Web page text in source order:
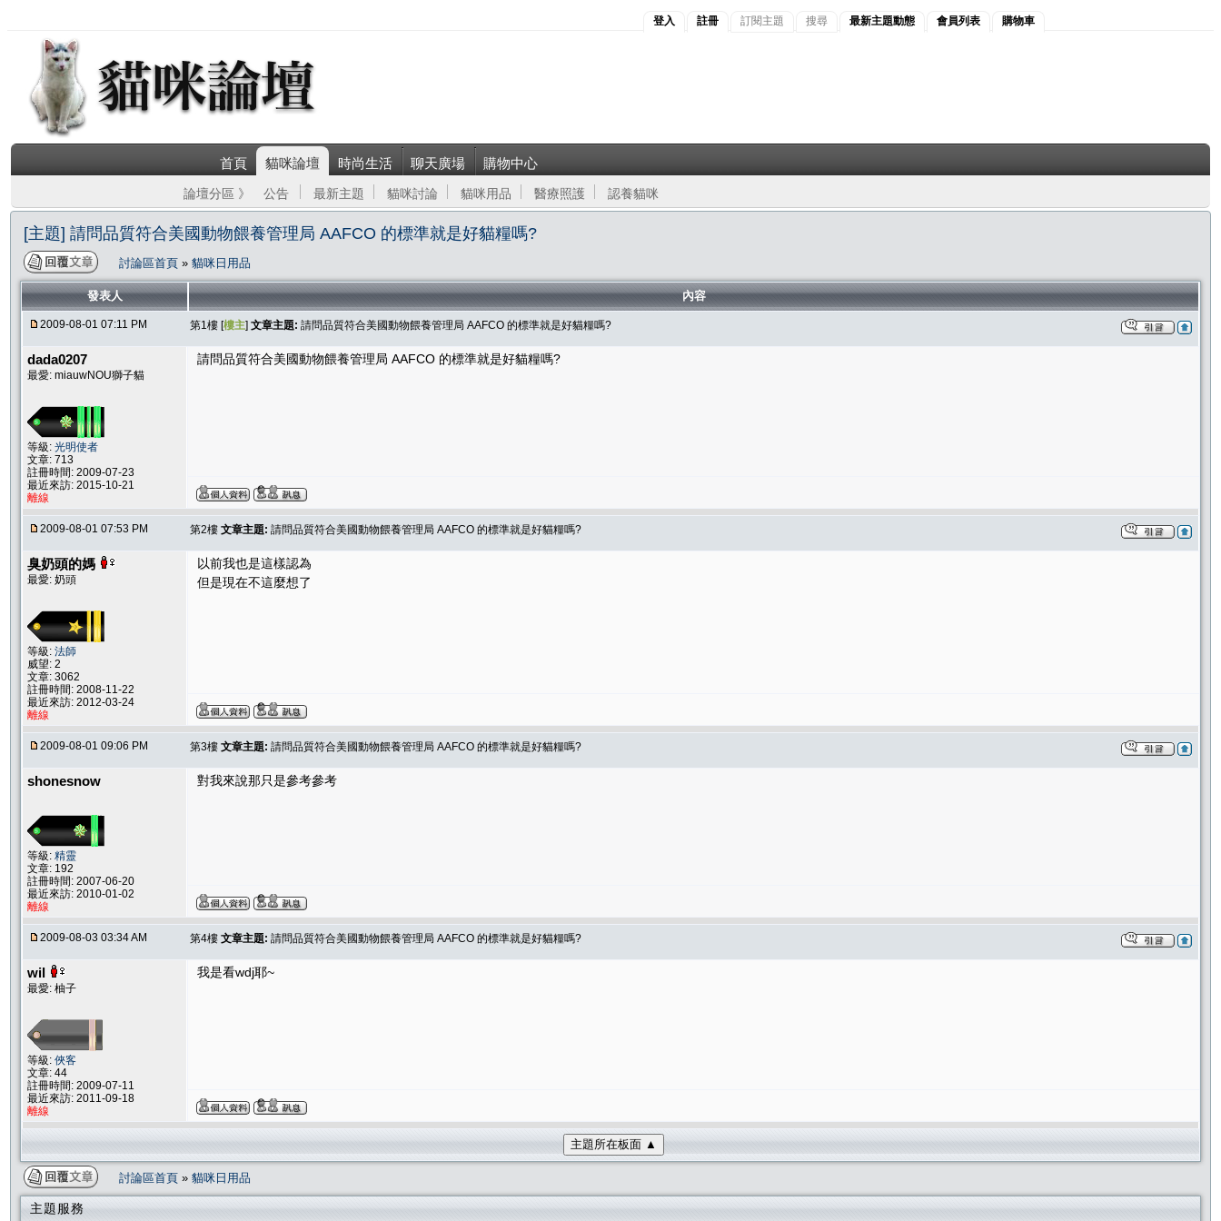
登入 註冊 訂閱主題 搜尋 最新主題動態 會員列表 購物車
首頁 貓咪論壇 時尚生活 聊天廣場 購物中心
論壇分區 》 公告 最新主題 貓咪討論 貓咪用品 醫療照護 認養貓咪
[主題] 請問品質符合美國動物餵養管理局 AAFCO 的標準就是好貓糧嗎?
討論區首頁 » 貓咪日用品
發表人 內容
2009-08-01 07:11 PM 第1樓 [樓主] 文章主題: 請問品質符合美國動物餵養管理局 AAFCO 的標準就是好貓糧嗎?
dada0207
最愛: miauwNOU獅子貓
等級: 光明使者
文章: 713
註冊時間: 2009-07-23
最近來訪: 2015-10-21
離線
請問品質符合美國動物餵養管理局 AAFCO 的標準就是好貓糧嗎?
2009-08-01 07:53 PM 第2樓 文章主題: 請問品質符合美國動物餵養管理局 AAFCO 的標準就是好貓糧嗎?
臭奶頭的媽
最愛: 奶頭
等級: 法師
威望: 2
文章: 3062
註冊時間: 2008-11-22
最近來訪: 2012-03-24
離線
以前我也是這樣認為
但是現在不這麼想了
2009-08-01 09:06 PM 第3樓 文章主題: 請問品質符合美國動物餵養管理局 AAFCO 的標準就是好貓糧嗎?
shonesnow
等級: 精靈
文章: 192
註冊時間: 2007-06-20
最近來訪: 2010-01-02
離線
對我來說那只是參考參考
2009-08-03 03:34 AM 第4樓 文章主題: 請問品質符合美國動物餵養管理局 AAFCO 的標準就是好貓糧嗎?
wil
最愛: 柚子
等級: 俠客
文章: 44
註冊時間: 2009-07-11
最近來訪: 2011-09-18
離線
我是看wdj耶~
主題所在板面 ▲
討論區首頁 » 貓咪日用品
主題服務